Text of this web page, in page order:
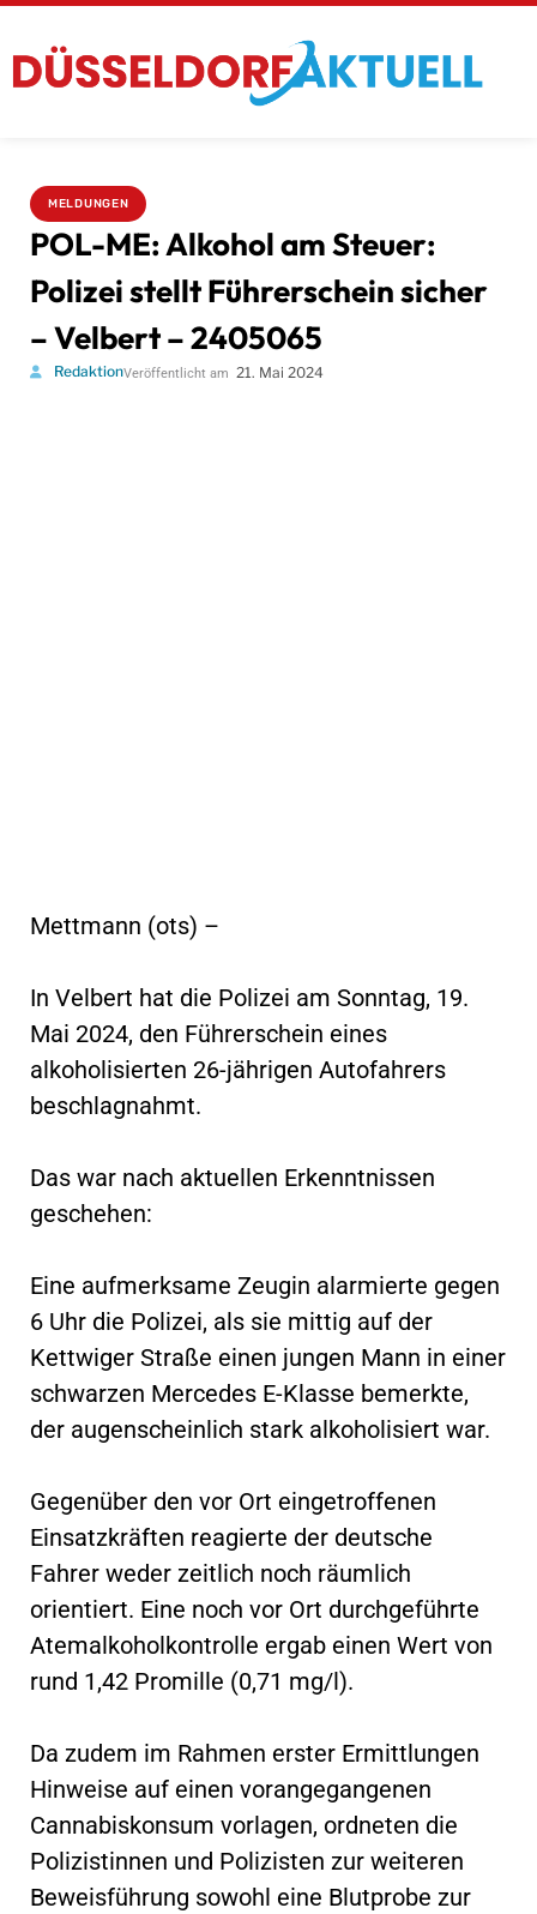
MELDUNGEN
POL-ME: Alkohol am Steuer:
Polizei stellt Führerschein sicher
– Velbert – 2405065
RedaktionVeröffentlicht am 21. Mai 2024
Mettmann (ots) –
In Velbert hat die Polizei am Sonntag, 19.
Mai 2024, den Führerschein eines
alkoholisierten 26-jährigen Autofahrers
beschlagnahmt.
Das war nach aktuellen Erkenntnissen
geschehen:
Eine aufmerksame Zeugin alarmierte gegen
6 Uhr die Polizei, als sie mittig auf der
Kettwiger Straße einen jungen Mann in einer
schwarzen Mercedes E-Klasse bemerkte,
der augenscheinlich stark alkoholisiert war.
Gegenüber den vor Ort eingetroffenen
Einsatzkräften reagierte der deutsche
Fahrer weder zeitlich noch räumlich
orientiert. Eine noch vor Ort durchgeführte
Atemalkoholkontrolle ergab einen Wert von
rund 1,42 Promille (0,71 mg/l).
Da zudem im Rahmen erster Ermittlungen
Hinweise auf einen vorangegangenen
Cannabiskonsum vorlagen, ordneten die
Polizistinnen und Polizisten zur weiteren
Beweisführung sowohl eine Blutprobe zur